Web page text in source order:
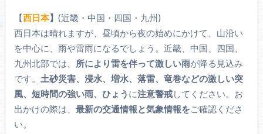
【西日本】 (近畿・中国・四国・九州)
西日本は晴れますが、昼頃から夜の始めにかけて、山沿い
を中心に、雨や雷雨になるでしょう。近畿、中国、四国、
九州北部では、 所により雷を伴って激しい雨が降る見込み
です。 土砂災害、浸水、増水、落雷、竜巻などの激しい突
風、短時間の強い雨、ひょう に注意警戒してください。お
出かけの際は、 最新の交通情報と気象情報をご確認くださ
い。